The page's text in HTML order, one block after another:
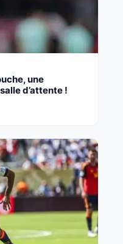
une
d’attente !